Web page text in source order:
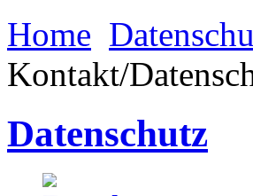
Home
Kontakt/
Datenschutz